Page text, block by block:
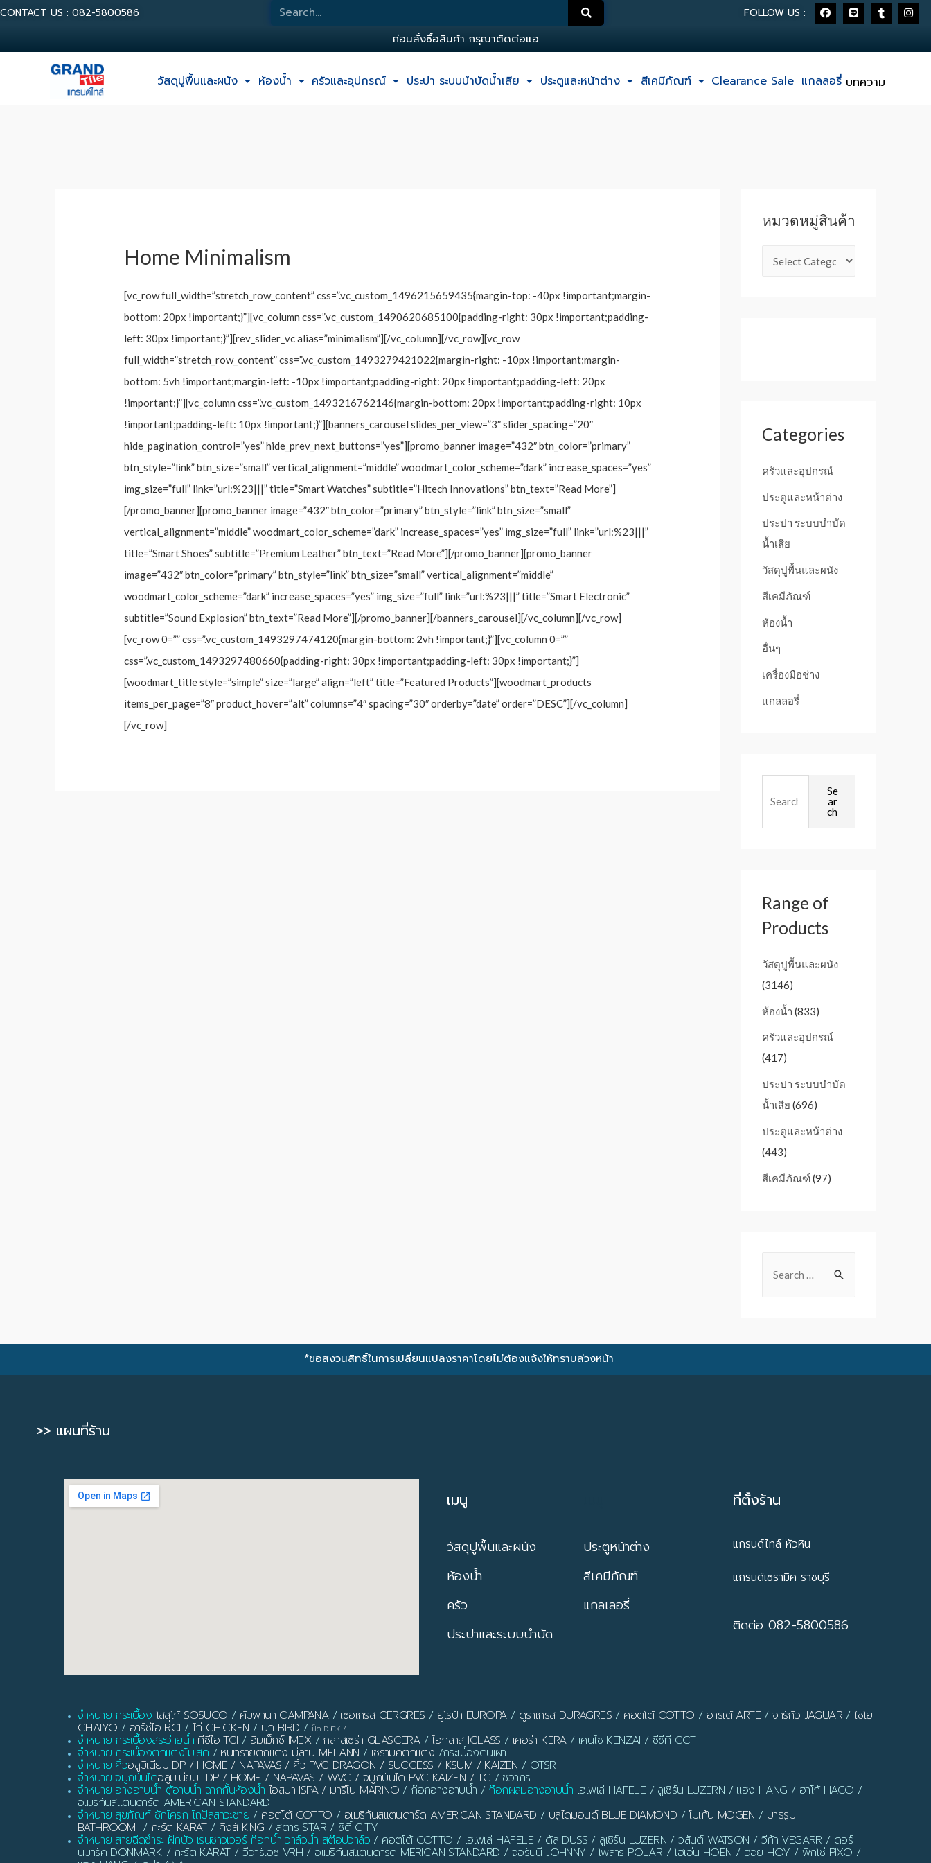
CONTACT US : 082-5800586 FOLLOW US :
อนสงซอสนคา ก รณาตดตอแอดม
วัสดุปูพื้นและผนัง ห้องน้ำ ครัวและอุปกรณ์ ประปา ระบบบำบัดน้ำเสีย ประตูและหน้าต่าง สีเคมีภัณฑ์ Clearance Sale แกลลอรี่ บทความ
Home Minimalism
[vc_row full_width=”stretch_row_content” css=”.vc_custom_1496215659435{margin-top: -40px !important;margin-
bottom: 20px !important;}”][vc_column css=”.vc_custom_1490620685100{padding-right: 30px !important;padding-
left: 30px !important;}”][rev_slider_vc alias=”minimalism”][/vc_column][/vc_row][vc_row
full_width=”stretch_row_content” css=”.vc_custom_1493279421022{margin-right: -10px !important;margin-
bottom: 5vh !important;margin-left: -10px !important;padding-right: 20px !important;padding-left: 20px
!important;}”][vc_column css=”.vc_custom_1493216762146{margin-bottom: 20px !important;padding-right: 10px
!important;padding-left: 10px !important;}”][banners_carousel slides_per_view=”3″ slider_spacing=”20″
hide_pagination_control=”yes” hide_prev_next_buttons=”yes”][promo_banner image=”432″ btn_color=”primary”
btn_style=”link” btn_size=”small” vertical_alignment=”middle” woodmart_color_scheme=”dark” increase_spaces=”yes”
img_size=”full” link=”url:%23|||” title=”Smart Watches” subtitle=”Hitech Innovations” btn_text=”Read More”]
[/promo_banner][promo_banner image=”432″ btn_color=”primary” btn_style=”link” btn_size=”small”
vertical_alignment=”middle” woodmart_color_scheme=”dark” increase_spaces=”yes” img_size=”full” link=”url:%23|||”
title=”Smart Shoes” subtitle=”Premium Leather” btn_text=”Read More”][/promo_banner][promo_banner
image=”432″ btn_color=”primary” btn_style=”link” btn_size=”small” vertical_alignment=”middle”
woodmart_color_scheme=”dark” increase_spaces=”yes” img_size=”full” link=”url:%23|||” title=”Smart Electronic”
subtitle=”Sound Explosion” btn_text=”Read More”][/promo_banner][/banners_carousel][/vc_column][/vc_row]
[vc_row 0=”” css=”.vc_custom_1493297474120{margin-bottom: 2vh !important;}”][vc_column 0=””
css=”.vc_custom_1493297480660{padding-right: 30px !important;padding-left: 30px !important;}”]
[woodmart_title style=”simple” size=”large” align=”left” title=”Featured Products”][woodmart_products
items_per_page=”8″ product_hover=”alt” columns=”4″ spacing=”30″ orderby=”date” order=”DESC”][/vc_column]
[/vc_row]
หมวดหมู่สินค้า
Categories
ครัวและอุปกรณ์
ประตูและหน้าต่าง
ประปา ระบบบำบัด
น้ำเสีย
วัสดุปูพื้นและผนัง
สีเคมีภัณฑ์
ห้องน้ำ
อื่นๆ
เครื่องมือช่าง
แกลลอรี่
Se
ar
ch
Range of
Products
วัสดุปูพื้นและผนัง
(3146)
ห้องน้ำ (833)
ครัวและอุปกรณ์
(417)
ประปา ระบบบำบัด
น้ำเสีย (696)
ประตูและหน้าต่าง
(443)
สีเคมีภัณฑ์(97)
*ขอสงวนสิทธิ์ในการเปลี่ยนแปลงราคาโดยไม่ต้องแจ้งให้ทราบล่วงหน้า
>> แผนที่ร้าน
เมนู
วัสดุปูพื้นและผนัง
ห้องน้ำ
ครัว
ประปาและระบบบำบัด
ประตูหน้าต่าง
สีเคมีภัณฑ์
แกลเลอรี่
ที่ตั้งร้าน
แกรนด์ไทล์ หัวหิน
แกรนด์เซรามิค ราชบุรี
--------------------------
ติดต่อ 082-5800586
จำหน่าย กระเบื้อง โสสุโก้ SOSUCO / คัมพานา CAMPANA/ เซอเกรส CERGRES / ยูโรป้า EUROPA/ ดูราเกรส DURAGRES / คอตโต้ COTTO / อาร์เต้ ARTE/จาร์กัว JAGUAR/ไชโย
CHAIYO / อาร์ซีไอ RCI / ไก่ CHICKEN / นก BIRD / เป็ด DUCK /
จำหน่าย กระเบื้องสระว่ายน้ำ ทีซีไอ TCI / อิมเม็กซ์ IMEX/ กลาสเซร่า GLASCERA/ไอกลาส IGLASS / เคอร่า KERA/ เคนไซ KENZAI / ซีซีที CCT
จำหน่าย กระเบื้องตกแต่งโมเสค / หินทรายตกแต่ง มีลาน MELANN / เซรามิคตกแต่ง /กระเบื้องดินเผา
จำหน่าย คิ้วอลูมิเนียม DP / HOME / NAPAVAS / คิ้ว PVC DRAGON / SUCCESS / KSUM / KAIZEN / OTSR
จำหน่าย จมูกบันไดอลูมิเนียม DP / HOME / NAPAVAS / WVC / จมูกบันได PVC KAIZEN / TC / ชวากร
จำหน่าย อ่างอาบน้ำ ตู้อาบน้ำ ฉากกั้นห้องน้ำ ไอสปา ISPA / มารีโน MARINO / ก๊อกอ่างอาบน้ำ / ก๊อกผสมอ่างอาบน้ำ เฮเฟเล่ HAFELE / ลูเซิร์น LUZERN / แฮง HANG / ฮาโก้ HACO /
อเมริกันสแตนดาร์ด AMERICAN STANDARD
จำหน่าย สุขภัณฑ์ ชักโครก โถปัสสาวะชาย / คอตโต้ COTTO / อเมริกันสแตนดาร์ด AMERICAN STANDARD / บลูไดมอนด์ BLUE DIAMOND /โมเก้น MOGEN / บาธรูม
BATHROOM / กะรัต KARAT/ คิงส์ KING / สตาร์ STAR / ซิตี้ CITY
จำหน่าย สายฉีดชำระ ฝักบัว เรนชาวเวอร์ ก๊อกน้ำ วาล์วน้ำ สต๊อปวาล์ว / คอตโต้ COTTO / เฮเฟเล่ HAFELE / ดัส DUSS / ลูเซิร์น LUZERN / วสันต์ WATSON / วีก้า VEGARR / ดอร์
นมาร์ค DONMARK / กะรัต KARAT / วีอาร์เอช VRH / อเมริกันสแตนดาร์ด MERICAN STANDARD / จอร์นนี JOHNNY / โพลาร์ POLAR / โฮเอ่น HOEN / ฮอย HOY / พิกโซ่ PIXO /